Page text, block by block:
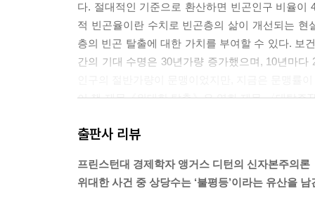
다. 절대적인 기준으로 환산하면 빈곤인구 비율
적 빈곤율이란 수치로 빈곤층의 삶이 개선되는
층의 빈곤 탈출에 대한 가치를 부여할 수 있다. 보
간의 기대 수명은 30년가량 증가했으며, 10년마
이 책 제목《위대한 탈출》은 영화 제목 〈대탈주
부터 탈출에 성공한 국가도 있고, 아직도 탈출하
이제 한국은 빈곤을 완전히 벗어났고 선진국의
세대가 공존하는 나라가 되었다. 우리는 빈곤이
출판사 리뷰
프린스턴대 경제학자 앵거스 디턴의 신자본주의론
위대한 사건 중 상당수는 ‘불평등’이라는 유산을 남